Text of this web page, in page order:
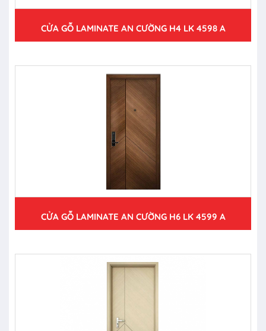
CỬA GỖ LAMINATE AN CƯỜNG H4 LK 4598 A
CỬA GỖ LAMINATE AN CƯỜNG H6 LK 4599 A